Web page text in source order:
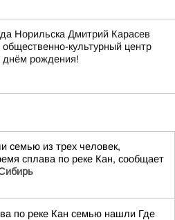
Норильска Дмитрий Карасев
культурный центр
рождения!
семью из трех человек,
сплава по реке Кан, сообщает
по реке Кан семью нашли Где